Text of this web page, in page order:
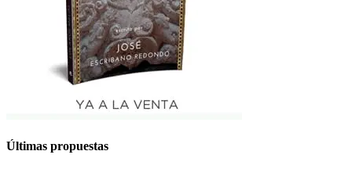
Últimas propuestas